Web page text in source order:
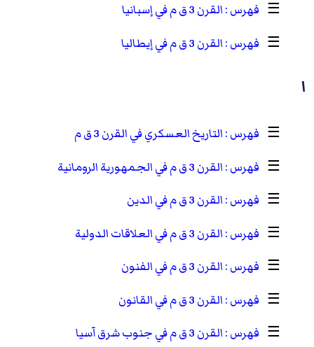
☰
القرن 3 ق م في إسبانيا
☰
القرن 3 ق م في إيطاليا
ا
☰
التاريخ العسكري في القرن 3 ق م
☰
القرن 3 ق م في الجمهورية الرومانية
☰
القرن 3 ق م في الدين
☰
القرن 3 ق م في العلاقات الدولية
☰
القرن 3 ق م في الفنون
☰
القرن 3 ق م في القانون
☰
القرن 3 ق م في جنوب شرق آسيا